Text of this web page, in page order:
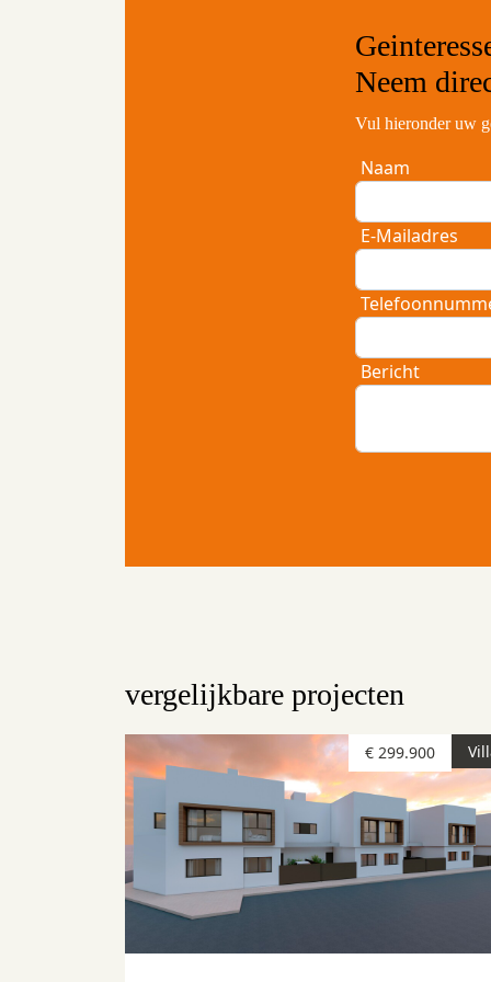
Neem
Vul hieronder uw
Naam
E-Mailadres
Bericht
vergelijkbare projecten
€ 299.900